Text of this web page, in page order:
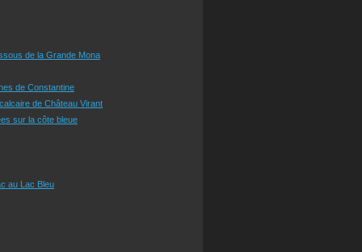
de la Grande Mona
de Constantine
de Château Virant
sur la côte bleue
au Lac Bleu